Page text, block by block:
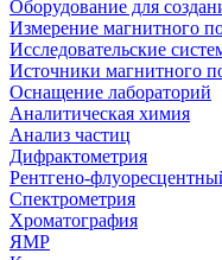
Оборудование для
Измерение магнитного
Исследовательские
Источники магнитного
Оснащение лабораторий
Аналитическая химия
Анализ частиц
Дифрактометрия
Рентгено-
Спектрометрия
Хроматография
ЯМР